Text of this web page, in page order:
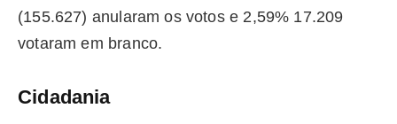
(155.627) anularam os votos e 2,59% 17.209
votaram em branco.
Cidadania